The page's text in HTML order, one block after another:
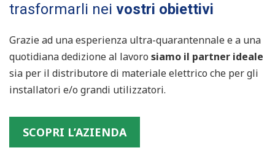
trasformarli nei vostri obiettivi
Grazie ad una esperienza ultra-quarantennale e a una
quotidiana dedizione al lavoro siamo il partner ideale
sia per il distributore di materiale elettrico che per gli
installatori e/o grandi utilizzatori.
SCOPRI L’AZIENDA